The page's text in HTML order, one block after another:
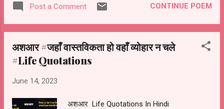
लहज़ा वो अदब वो रीति रिवाज़ नए चलन ने वो तहज़ीब भुला
दी
Post a Comment CONTINUE POEM
अशआर #जहाँ वास्तविकता हो वहाँ व्योहार न चले
#Life Quotations
June 14, 2023
अशआर Life Quotations In Hindi